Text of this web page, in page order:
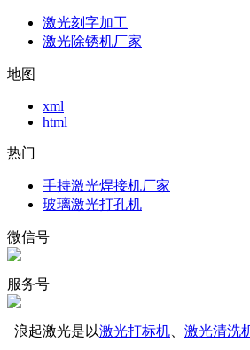
激光刻字加工
激光除锈机厂家
地图
xml
html
热门
手持激光焊接机厂家
玻璃激光打孔机
微信号
服务号
浪起激光是以激光打标机 激光清洗